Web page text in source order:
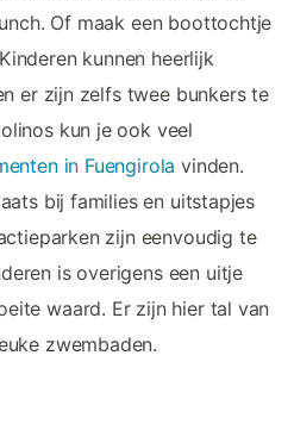
Of maak een boottochtje
kunnen heerlijk
er zijn zelfs twee bunkers te
kun je ook veel
in Fuengirola vinden.
bij families en uitstapjes
zijn eenvoudig te
is overigens een uitje
waard. Er zijn hier tal van
zwembaden.